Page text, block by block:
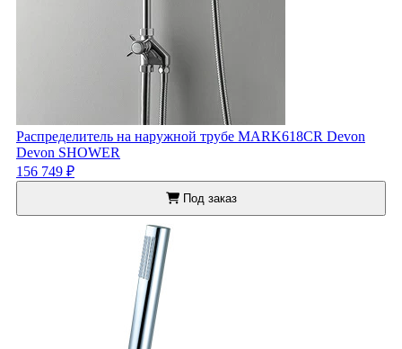
Распределитель на наружной трубе MARK618CR Devon
Devon SHOWER
156 749 ₽
Под заказ